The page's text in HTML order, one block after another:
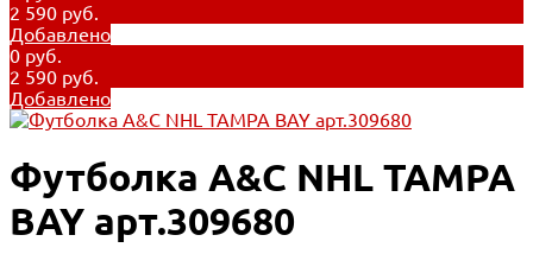
2 590 руб.
Добавлено
0 руб.
2 590 руб.
Добавлено
Футболка A&C NHL TAMPA
BAY арт.309680